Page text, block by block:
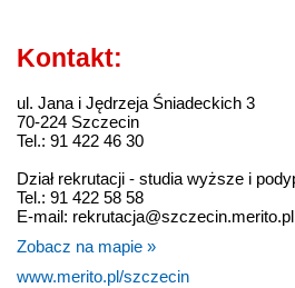
Kontakt:
ul. Jana i Jędrzeja Śniadeckich 3
70-224 Szczecin
Tel.: 91 422 46 30
Dział rekrutacji - studia wyższe i
Tel.: 91 422 58 58
E-mail: rekrutacja@szczecin.merito.pl
Zobacz na mapie »
www.merito.pl/szczecin